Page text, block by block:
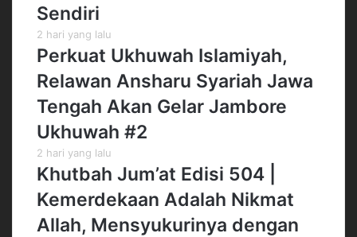
Sendiri
2 hari yang lalu
Perkuat Ukhuwah Islamiyah,
Relawan Ansharu Syariah Jawa
Tengah Akan Gelar Jambore
Ukhuwah #2
2 hari yang lalu
Khutbah Jum’at Edisi 504 |
Kemerdekaan Adalah Nikmat
Allah, Mensyukurinya dengan